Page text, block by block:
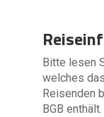
Bitte lesen
welches
Reisenden
BGB